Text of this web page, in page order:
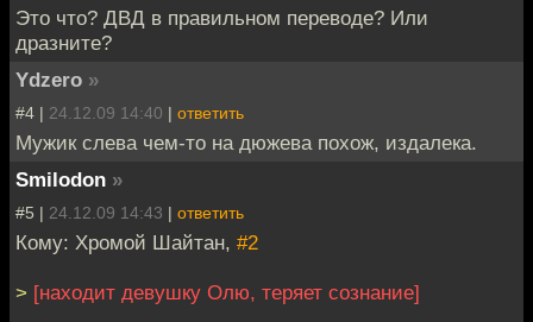
Это что? ДВД в правильном переводе? Или
дразните?
Ydzero »
#4 | 24.12.09 14:40 | ответить
Мужик слева чем-то на дюжева похож, издалека.
Smilodon »
#5 | 24.12.09 14:43 | ответить
Кому: Хромой Шайтан, #2
> [находит девушку Олю, теряет сознание]